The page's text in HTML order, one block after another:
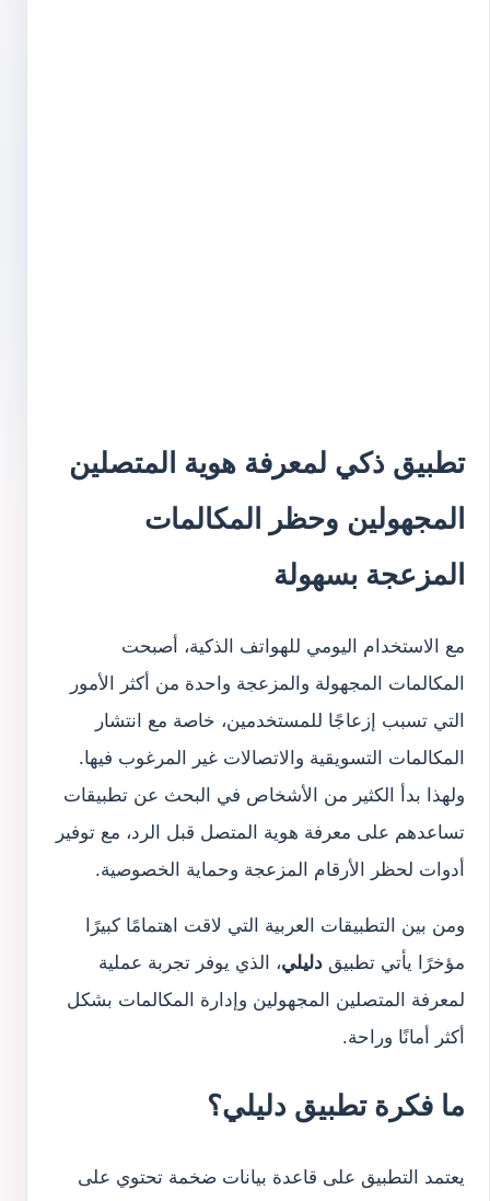
تطبيق ذكي لمعرفة هوية المتصلين
المجهولين وحظر المكالمات
المزعجة بسهولة
مع الاستخدام اليومي للهواتف الذكية، أصبحت
المكالمات المجهولة والمزعجة واحدة من أكثر الأمور
التي تسبب إزعاجًا للمستخدمين، خاصة مع انتشار
المكالمات التسويقية والاتصالات غير المرغوب فيها.
ولهذا بدأ الكثير من الأشخاص في البحث عن تطبيقات
تساعدهم على معرفة هوية المتصل قبل الرد، مع توفير
أدوات لحظر الأرقام المزعجة وحماية الخصوصية.
ومن بين التطبيقات العربية التي لاقت اهتمامًا كبيرًا
مؤخرًا يأتي تطبيق دليلي، الذي يوفر تجربة عملية
لمعرفة المتصلين المجهولين وإدارة المكالمات بشكل
أكثر أمانًا وراحة.
ما فكرة تطبيق دليلي؟
يعتمد التطبيق على قاعدة بيانات ضخمة تحتوي على